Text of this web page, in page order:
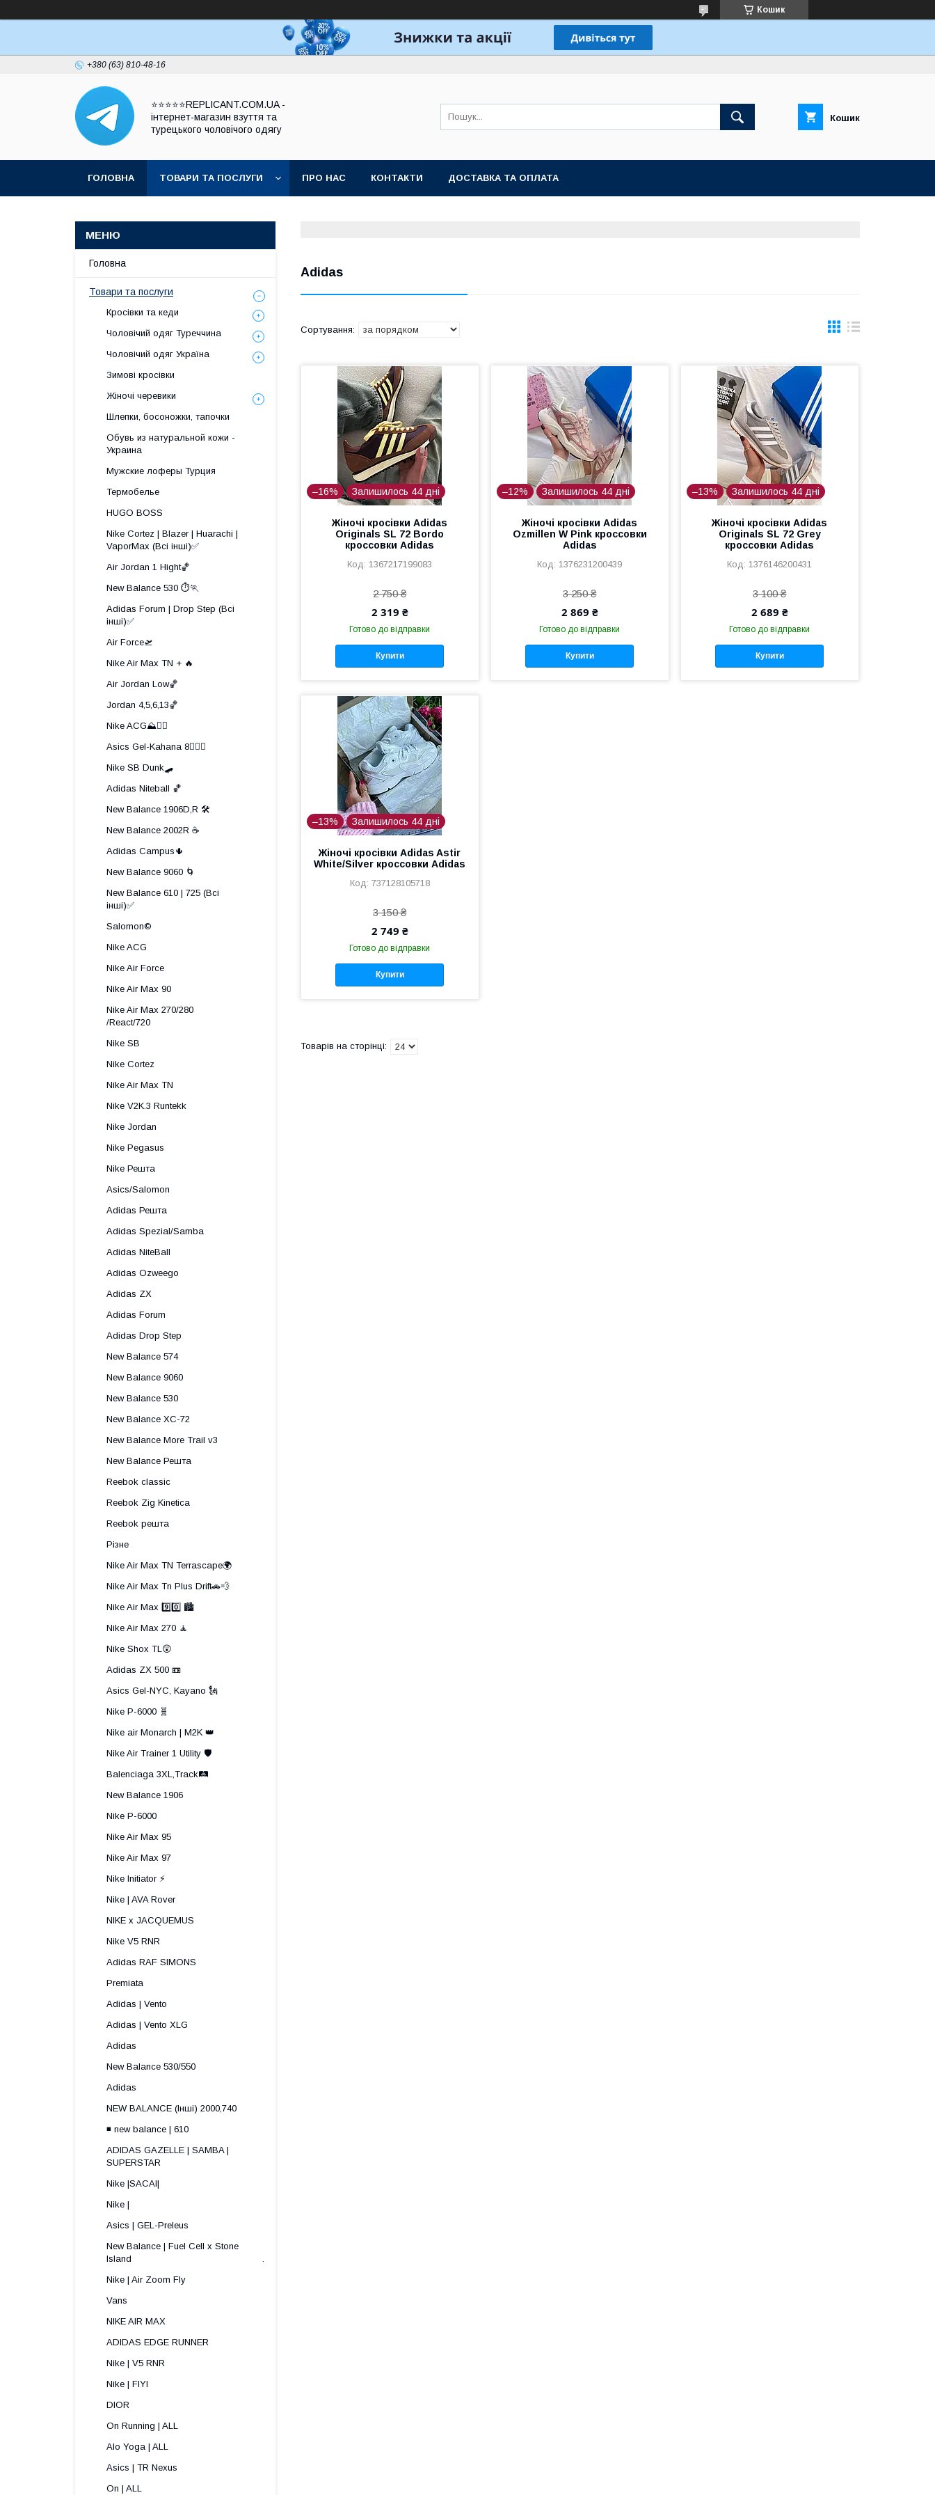
Кошик
+380 (63) 810-48-16
⭐⭐⭐⭐⭐REPLICANT.COM.UA -
інтернет-магазин взуття та
турецького чоловічого одягу
Кошик
ГОЛОВНА ТОВАРИ ТА ПОСЛУГИ ПРО НАС КОНТАКТИ ДОСТАВКА ТА ОПЛАТА
Adidas
–16% Залишилось 44 дні
Жіночі кросівки Adidas
Originals SL 72 Bordo
кроссовки Adidas
1367217199083
2 750 ₴
2 319 ₴
Готово до відправки
Купити
–12% Залишилось 44 дні
Жіночі кросівки Adidas
Ozmillen W Pink кроссовки
Adidas
1376231200439
3 250 ₴
2 869 ₴
Готово до відправки
Купити
–13% Залишилось 44 дні
Жіночі кросівки Adidas
Originals SL 72 Grey
кроссовки Adidas
1376146200431
3 100 ₴
2 689 ₴
Готово до відправки
Купити
–13% Залишилось 44 дні
Жіночі кросівки Adidas Astir
White/Silver кроссовки Adidas
737128105718
3 150 ₴
2 749 ₴
Готово до відправки
Купити
Головна
Товари та послуги
Кросівки та кеди
Чоловічий одяг Туреччина
Чоловічий одяг Україна
Зимові кросівки
Жіночі черевики
Шлепки, босоножки, тапочки
Обувь из натуральной кожи -
Украина
Мужские лоферы Турция
Термобелье
HUGO BOSS
Nike Cortez | Blazer | Huarachi |
VaporMax (Всі інші)✅
Air Jordan 1 Hight🏀
New Balance 530 ⏱️🏃
Adidas Forum | Drop Step (Всі
інші)✅
Air Force🛫
Nike Air Max TN + 🔥
Air Jordan Low🏀
Jordan 4,5,6,13🏀
Nike ACG⛰️🧗‍♀️
Asics Gel-Kahana 8🏃🏼‍♂️
Nike SB Dunk🛹
Adidas Niteball 🏀
New Balance 1906D,R 🛠️
New Balance 2002R ☕
Adidas Campus🌵
New Balance 9060 🌀
New Balance 610 | 725 (Всі
інші)✅
Salomon©️
Nike ACG
Nike Air Force
Nike Air Max 90
Nike Air Max 270/280
/React/720
Nike SB
Nike Cortez
Nike Air Max TN
Nike V2K.3 Runtekk
Nike Jordan
Nike Pegasus
Nike Решта
Asics/Salomon
Adidas Решта
Adidas Spezial/Samba
Adidas NiteBall
Adidas Ozweego
Adidas ZX
Adidas Forum
Adidas Drop Step
New Balance 574
New Balance 9060
New Balance 530
New Balance XC-72
New Balance More Trail v3
New Balance Решта
Reebok classic
Reebok Zig Kinetica
Reebok решта
Різне
Nike Air Max TN Terrascape🌍
Nike Air Max Tn Plus Drift🚗💨
Nike Air Max 9️⃣0️⃣ 🏙️
Nike Air Max 270 🧘
Nike Shox TL😲
Adidas ZX 500 📼
Asics Gel-NYC, Kayano 🗽
Nike P-6000 🧬
Nike air Monarch | M2K 👑
Nike Air Trainer 1 Utility 🛡️
Balenciaga 3XL,Track🛤️
New Balance 1906
Nike P-6000
Nike Air Max 95
Nike Air Max 97
Nike Initiator ⚡️
Nike | AVA Rover
NIKE x JACQUEMUS
Nike V5 RNR
Adidas RAF SIMONS
Premiata
Adidas | Vento
Adidas | Vento XLG
Adidas
New Balance 530/550
Adidas
NEW BALANCE (Інші) 2000,740
◾️ new balance | 610
ADIDAS GAZELLE | SAMBA |
SUPERSTAR
Nike |SACAI|
Nike |
Asics | GEL-Preleus
New Balance | Fuel Cell x Stone
Island .
Nike | Air Zoom Fly
Vans
NIKE AIR MAX
ADIDAS EDGE RUNNER
Nike | V5 RNR
Nike | FIYI
DIOR
On Running | ALL
Alo Yoga | ALL
Asics | TR Nexus
On | ALL